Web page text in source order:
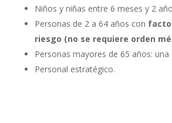
Niños y niñas entre 6 meses y 2
Personas de 2 a 64 años con
riesgo (no se requiere orden
Personas mayores de 65 años: una
Personal estratégico.